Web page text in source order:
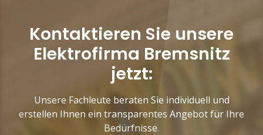
Kontaktieren Sie unsere
Elektrofirma Bremsnitz
jetzt:
Unsere Fachleute beraten Sie individuell und
erstellen Ihnen ein transparentes Angebot für Ihre
Bedürfnisse.